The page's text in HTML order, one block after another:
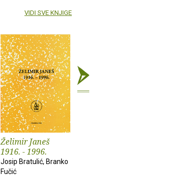
Želimir Janeš
1916. - 1996.
Josip Bratulić, Branko
Fučić
VIDI SVE KNJIGE